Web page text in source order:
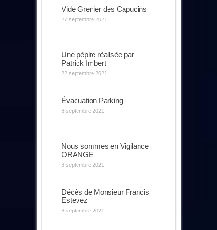
Vide Grenier des Capucins
27 septembre 2021
Une pépite réalisée par
Patrick Imbert
22 septembre 2021
Évacuation Parking
8 septembre 2021
Nous sommes en Vigilance
ORANGE
8 septembre 2021
Décès de Monsieur Francis
Estevez
8 septembre 2021